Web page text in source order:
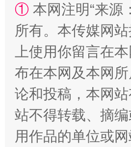
网上购药对药下症？
① 本网注明“来源
所有。本传媒网
上使用你留言在
布在本网及本网
论和投稿，本网
站不得转载、摘
用作品的单位或